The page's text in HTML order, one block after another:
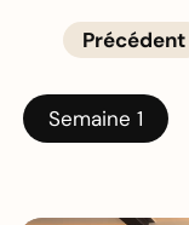
Précédent
Semaine 1